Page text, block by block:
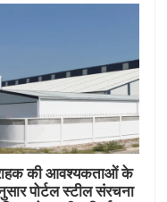
की आवश्यकताओं के
पोर्टल स्टील संरचना